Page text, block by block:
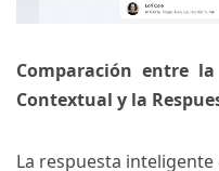
Comparación entre
Contextual y la
La respuesta inteligente